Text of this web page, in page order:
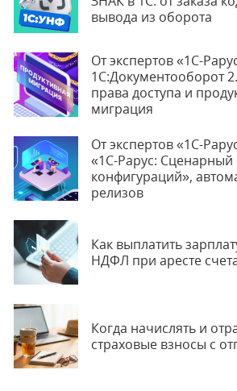
вывода из оборота
От экспертов «1С-
1С:Документооборот
права доступа и
миграция
От экспертов «1С-
«1С-Рарус:
конфигураций»,
релизов
Как выплатить
НДФЛ при аресте
Когда начислять и
страховые взносы с